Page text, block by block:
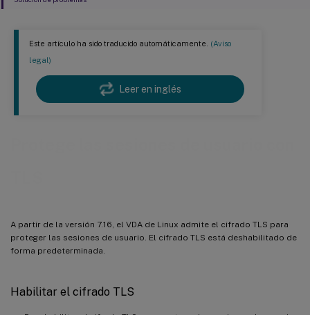
Este artículo ha sido traducido automáticamente. (Aviso
legal)
Leer en inglés
A partir de la versión 7.16, el VDA de Linux admite el cifrado TLS para
proteger las sesiones de usuario. El cifrado TLS está deshabilitado de
forma predeterminada.
Habilitar el cifrado TLS